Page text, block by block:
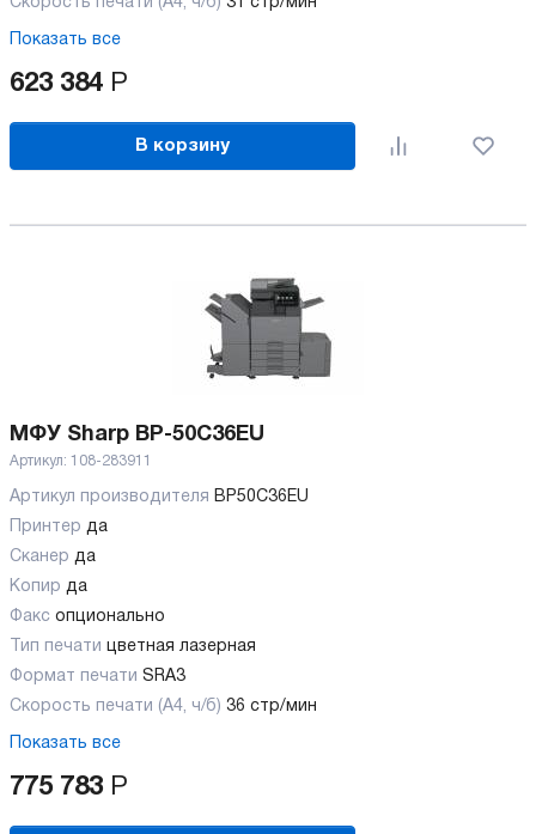
Скорость печати (А4, ч/б) 31 стр/мин
Показать все
623 384 Р
В корзину
МФУ Sharp BP-50C36EU
Артикул: 108-283911
Артикул производителя
BP50C36EU
Принтер да
Сканер да
Копир да
Факс опционально
Тип печати
цветная лазерная
Формат печати SRA3
Скорость печати (А4, ч/б) 36 стр/мин
Показать все
775 783 Р